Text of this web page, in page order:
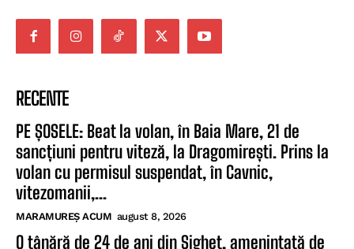
RECENTE
PE ȘOSELE: Beat la volan, în Baia Mare, 21 de
sancțiuni pentru viteză, la Dragomirești. Prins la
volan cu permisul suspendat, în Cavnic,
vitezomanii,...
MARAMUREȘ ACUM august 8, 2026
O tânără de 24 de ani din Sighet, amenințată de